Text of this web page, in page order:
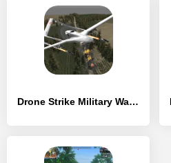
Drone Strike Military War 3D - [Взлом/МОД Unlocked]